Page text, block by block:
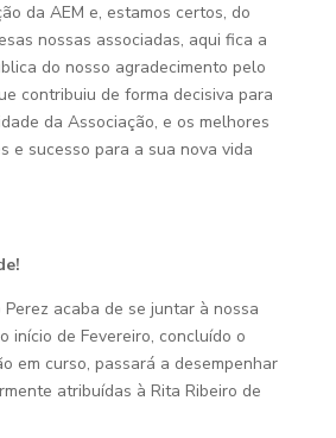
da AEM e, estamos certos, do
nossas associadas, aqui fica a
do nosso agradecimento pelo
contribuiu de forma decisiva para
da Associação, e os melhores
e sucesso para a sua nova vida
acaba de se juntar à nossa
início de Fevereiro, concluído o
em curso, passará a desempenhar
atribuídas à Rita Ribeiro de